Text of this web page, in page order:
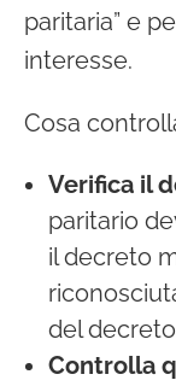
paritaria” e
interesse.
Cosa
Verifica il
paritario
il decreto
del
Controlla